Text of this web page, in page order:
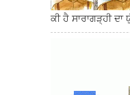
ਕੀ ਹੈ ਸਾਰਾਗੜ੍ਹੀ ਦਾ